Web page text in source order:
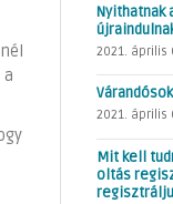
Nyithatnak
2021. április
2021. április
Mit kell
oltás